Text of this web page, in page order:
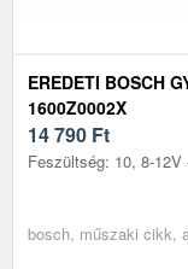
EREDETI BOSCH
1600Z0002X
14 790 Ft
Feszültség: 10, 8-
bosch, műszaki cikk,